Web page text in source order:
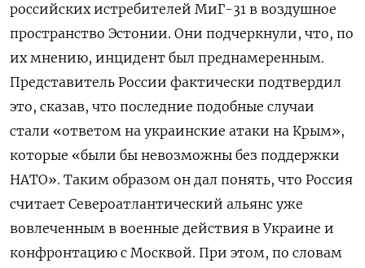
российских истребителей МиГ-31 в воздушное
пространство Эстонии. Они подчеркнули, что, по
их мнению, инцидент был преднамеренным.
Представитель России фактически подтвердил
это, сказав, что последние подобные случаи
стали «ответом на украинские атаки на Крым»,
которые «были бы невозможны без поддержки
НАТО». Таким образом он дал понять, что Россия
считает Североатлантический альянс уже
вовлеченным в военные действия в Украине и
конфронтацию с Москвой. При этом, по словам